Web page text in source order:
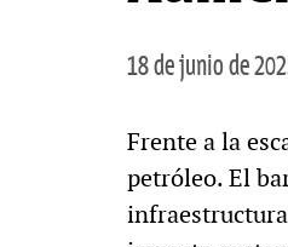
18 de junio de
Frente a la
petróleo. El